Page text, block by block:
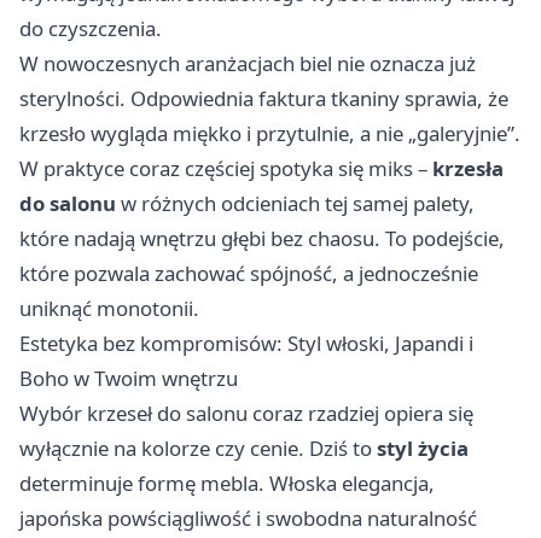
do czyszczenia.
W nowoczesnych aranżacjach biel nie oznacza już
sterylności. Odpowiednia faktura tkaniny sprawia, że
krzesło wygląda miękko i przytulnie, a nie „galeryjnie”.
W praktyce coraz częściej spotyka się miks – krzesła
do salonu w różnych odcieniach tej samej palety,
które nadają wnętrzu głębi bez chaosu. To podejście,
które pozwala zachować spójność, a jednocześnie
uniknąć monotonii.
Estetyka bez kompromisów: Styl włoski, Japandi i
Boho w Twoim wnętrzu
Wybór krzeseł do salonu coraz rzadziej opiera się
wyłącznie na kolorze czy cenie. Dziś tostyl życia
determinuje formę mebla. Włoska elegancja,
japońska powściągliwość i swobodna naturalność